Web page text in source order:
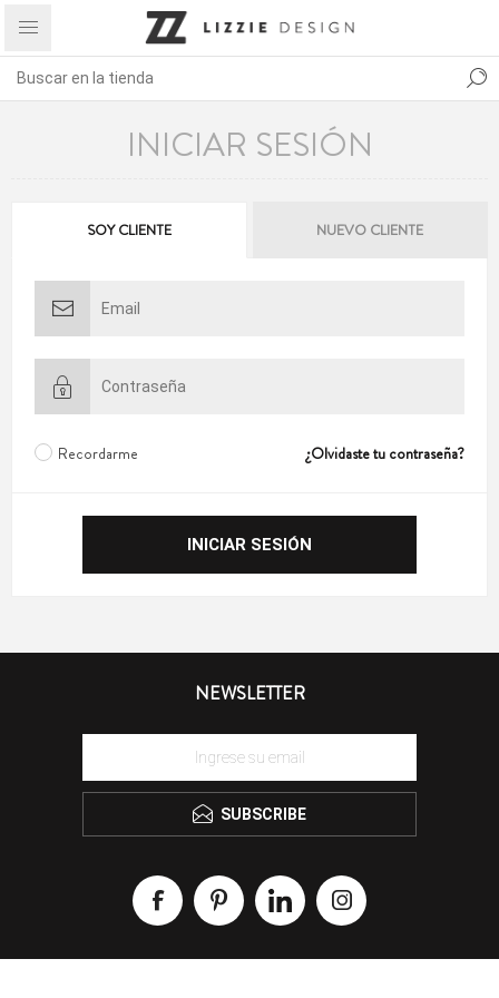
INICIAR SESIÓN
SOY CLIENTE NUEVO CLIENTE
Recordarme ¿Olvidaste tu contraseña?
NEWSLETTER
SUBSCRIBE